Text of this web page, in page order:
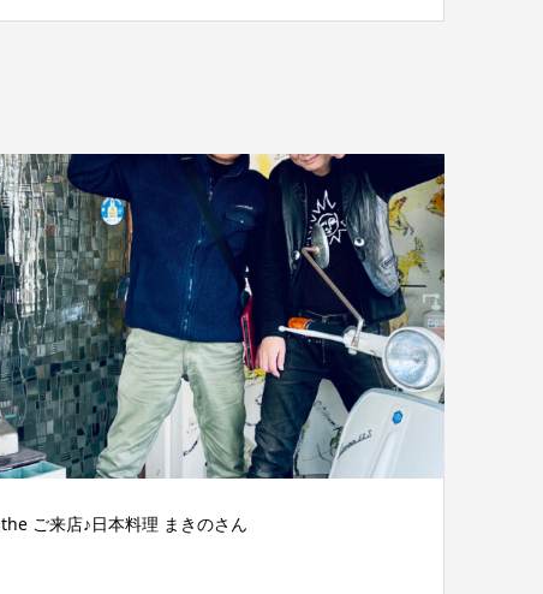
the ご来店♪日本料理 まきのさん